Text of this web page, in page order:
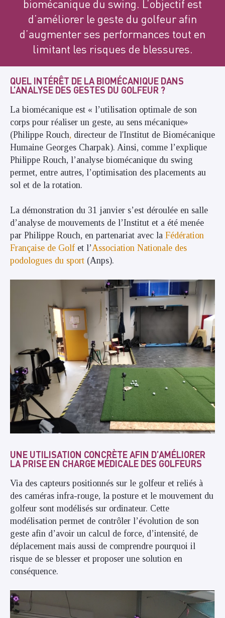
biomécanique du swing. L’objectif est
d’améliorer le geste du golfeur afin
d’augmenter ses performances tout en
limitant les risques de blessures.
QUEL INTÉRÊT DE LA BIOMÉCANIQUE DANS
L’ANALYSE DES GESTES DU GOLFEUR ?
La biomécanique est « l’utilisation optimale de son
corps pour réaliser un geste, au sens mécanique»
(Philippe Rouch, directeur de l'Institut de Biomécanique
Humaine Georges Charpak). Ainsi, comme l’explique
Philippe Rouch, l’analyse biomécanique du swing
permet, entre autres, l’optimisation des placements au
sol et de la rotation.
La démonstration du 31 janvier s’est déroulée en salle
d’analyse de mouvements de l’Institut et a été menée
par Philippe Rouch, en partenariat avec la Fédération
Française de Golf et l’Association Nationale des
podologues du sport (Anps).
UNE UTILISATION CONCRÈTE AFIN D’AMÉLIORER
LA PRISE EN CHARGE MÉDICALE DES GOLFEURS
Via des capteurs positionnés sur le golfeur et reliés à
des caméras infra-rouge, la posture et le mouvement du
golfeur sont modélisés sur ordinateur. Cette
modélisation permet de contrôler l’évolution de son
geste afin d’avoir un calcul de force, d’intensité, de
déplacement mais aussi de comprendre pourquoi il
risque de se blesser et proposer une solution en
conséquence.